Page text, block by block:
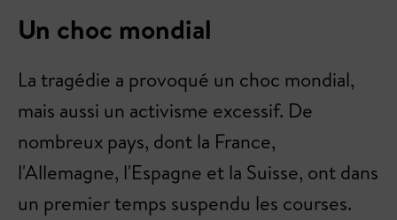
Un choc mondial
La tragédie a provoqué un choc mondial,
mais aussi un activisme excessif. De
nombreux pays, dont la France,
l'Allemagne, l'Espagne et la Suisse, ont dans
un premier temps suspendu les courses.